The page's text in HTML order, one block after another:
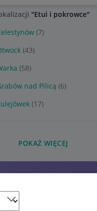
"Etui i pokrowce"
(7)
(43)
(58)
nad Pilicą (6)
(17)
POKAŻ WIĘCEJ